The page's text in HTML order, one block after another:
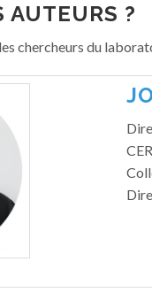
AUTEURS ?
chercheurs du